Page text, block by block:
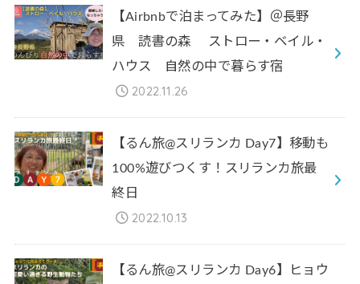
【Airbnbで泊まってみた】＠長野
県 読書の森 ストロー・ベイル・
ハウス 自然の中で暮らす宿
2022.11.26
【るん旅@スリランカ Day7】移動も
100%遊びつくす！スリランカ旅最
終日
2022.10.13
【るん旅@スリランカ Day6】ヒョウ